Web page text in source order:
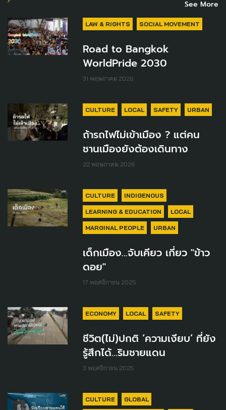
See More
LAW & RIGHTS SOCIAL MOVEMENT
Road to Bangkok
WorldPride 2030
31 พฤษภาคม 2026
CULTURE LOCAL SAFETY URBAN
ถ้ารถไฟไม่เข้าเมือง ? แต่คน
ชานเมืองยังต้องเดินทาง
22 พฤษภาคม 2026
CULTURE INDIGENOUS
LEARNING & EDUCATION LOCAL
MARGINAL PEOPLE URBAN
เด็กเมือง...จับเคียว เกี่ยว "ข้าว
ดอย"
17 พฤศจิกายน 2025
ECONOMY LOCAL SAFETY
ชีวิต(ไม่)ปกติ ‘ความเงียบ’ ที่ยัง
รู้สึกได้…ริมชายแดน
3 พฤศจิกายน 2025
CULTURE GLOBAL